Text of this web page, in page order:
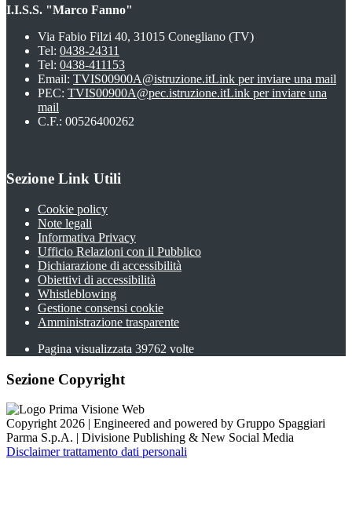
I.I.S.S. "Marco Fanno"
Via Fabio Filzi 40, 31015 Conegliano (TV)
Tel: 0438-24311
Tel: 0438-411153
Email: TVIS00900A@istruzione.itLink per inviare una mail
PEC: TVIS00900A@pec.istruzione.itLink per inviare una
mail
C.F.: 00526400262
Sezione Link Utili
Cookie policy
Note legali
Informativa Privacy
Ufficio Relazioni con il Pubblico
Dichiarazione di accessibilità
Obiettivi di accessibilità
Whistleblowing
Gestione consensi cookie
Amministrazione trasparente
Pagina visualizzata 39762 volte
Sezione Copyright
Copyright 2026 | Engineered and powered by Gruppo Spaggiari
Parma S.p.A. | Divisione Publishing & New Social Media
Disclaimer trattamento dati personali